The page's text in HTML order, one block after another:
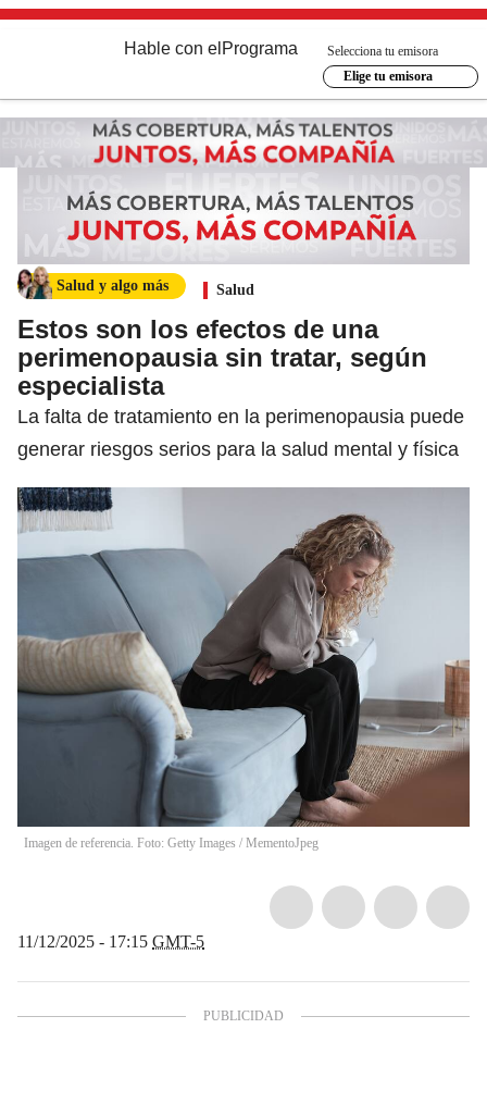
Hable con el Programa
Selecciona tu emisora
Elige tu emisora
Salud y algo más Salud
Estos son los efectos de una
perimenopausia sin tratar, según
especialista
La falta de tratamiento en la perimenopausia puede
generar riesgos serios para la salud mental y física
Imagen de referencia. Foto: Getty Images / MementoJpeg
11/12/2025 - 17:15 GMT-5